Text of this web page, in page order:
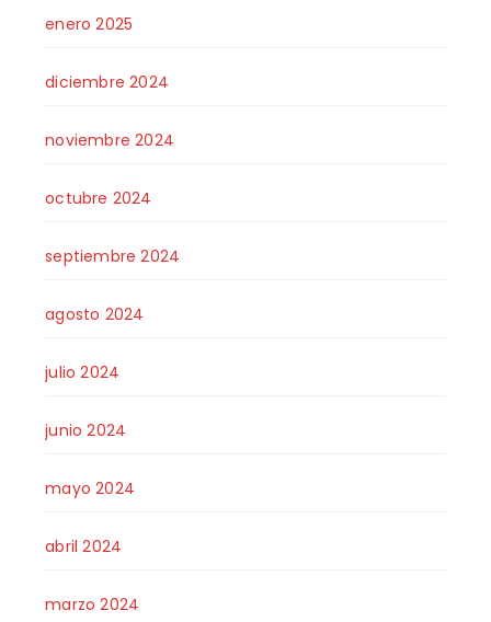
enero 2025
diciembre 2024
noviembre 2024
octubre 2024
septiembre 2024
agosto 2024
julio 2024
junio 2024
mayo 2024
abril 2024
marzo 2024